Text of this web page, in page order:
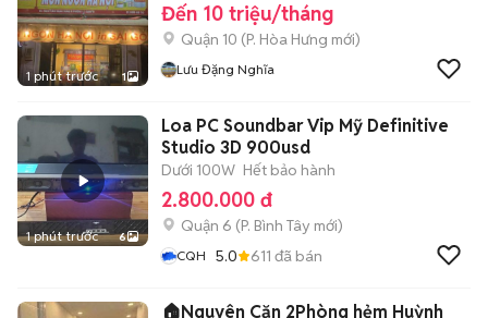
1 phút trước 1
Đến 10 triệu/tháng
Quận 10 (P. Hòa Hưng mới)
Lưu Đặng Nghĩa
1 phút trước 6
Loa PC Soundbar Vip Mỹ Definitive
Studio 3D 900usd
Dưới 100W Hết bảo hành
2.800.000 đ
Quận 6 (P. Bình Tây mới)
CQH 5.0 611 đã bán
🏠Nguyên Căn 2Phòng hẻm Huỳnh